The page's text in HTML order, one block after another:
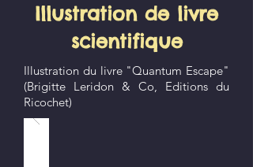
Illustration de livre
scientifique
Illustration du livre "Quantum Escape"
(Brigitte Leridon & Co, Editions du
Ricochet)